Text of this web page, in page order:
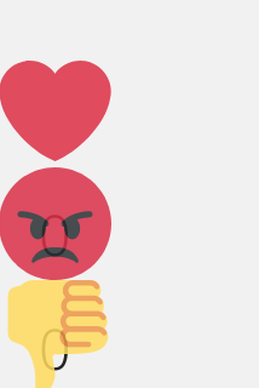
Лайк!
0
Агрессия!
0
Палец
вниз!